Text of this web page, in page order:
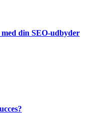
din SEO-udbyder